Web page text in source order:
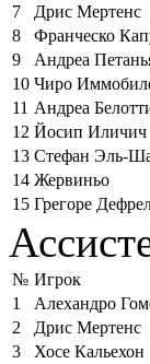
7
Дрис Мертенс
8
Франческо
9
Андреа
10 Чиро
11 Андреа
12 Йосип Иличич
13 Стефан Эль-
14 Жервиньо
15 Грегоре
№ Игрок
1
Алехандро
2
Дрис Мертенс
3
Хосе Кальехон